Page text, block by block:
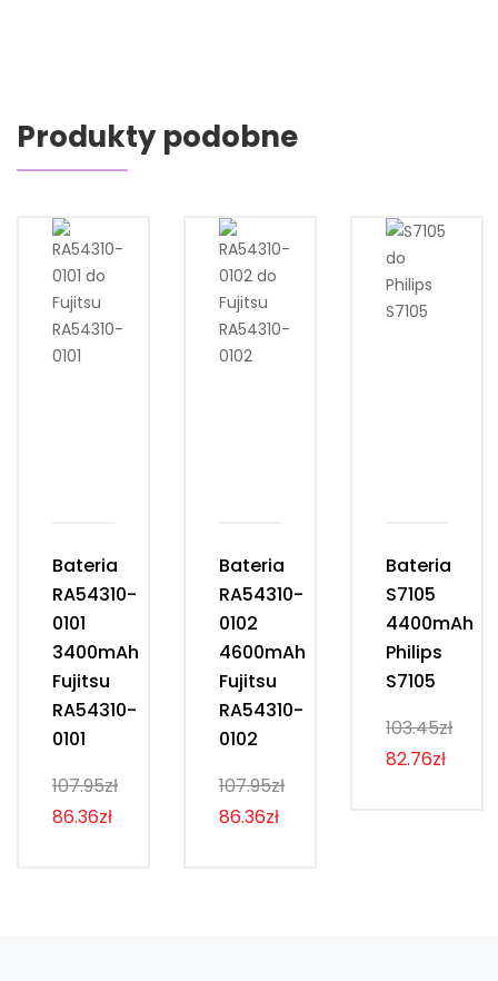
Produkty podobne
Bateria
RA54310-
0101
3400mAh
Fujitsu
RA54310-
0101
107.95zł
86.36zł
Bateria
RA54310-
0102
4600mAh
Fujitsu
RA54310-
0102
107.95zł
86.36zł
Bateria
S7105
4400mAh
Philips
S7105
103.45zł
82.76zł